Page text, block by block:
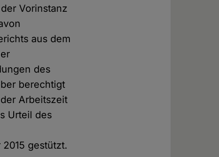
Vorinstanz
aus dem
des
berechtigt
Arbeitszeit
Urteil des
gestützt.